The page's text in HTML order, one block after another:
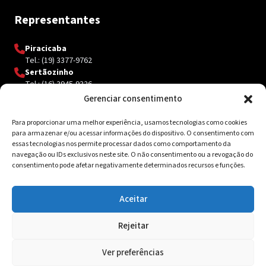
Gerenciar consentimento
Para proporcionar uma melhor experiência, usamos tecnologias como cookies
para armazenar e/ou acessar informações do dispositivo. O consentimento com
essas tecnologias nos permite processar dados como comportamento da
navegação ou IDs exclusivos neste site. O não consentimento ou a revogação do
consentimento pode afetar negativamente determinados recursos e funções.
Aceitar
Rejeitar
Ver preferências
Representantes
Piracicaba
Tel.: (19) 3377-9762
Sertãozinho
Tel.: (16) 3945-9326
Contato
Av. Inácio Curi, 3340 Jardim Sanzovo CEP: 17.204-350
(14) 98159-0142
© 2026 Ksolda. Todos os direitos reservados. Site by